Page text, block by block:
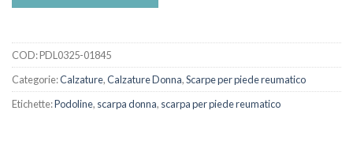
COD:PDL0325-01845
Categorie:Calzature,Calzature Donna,Scarpe per piede reumatico
Etichette:Podoline, scarpa donna, scarpa per piede reumatico